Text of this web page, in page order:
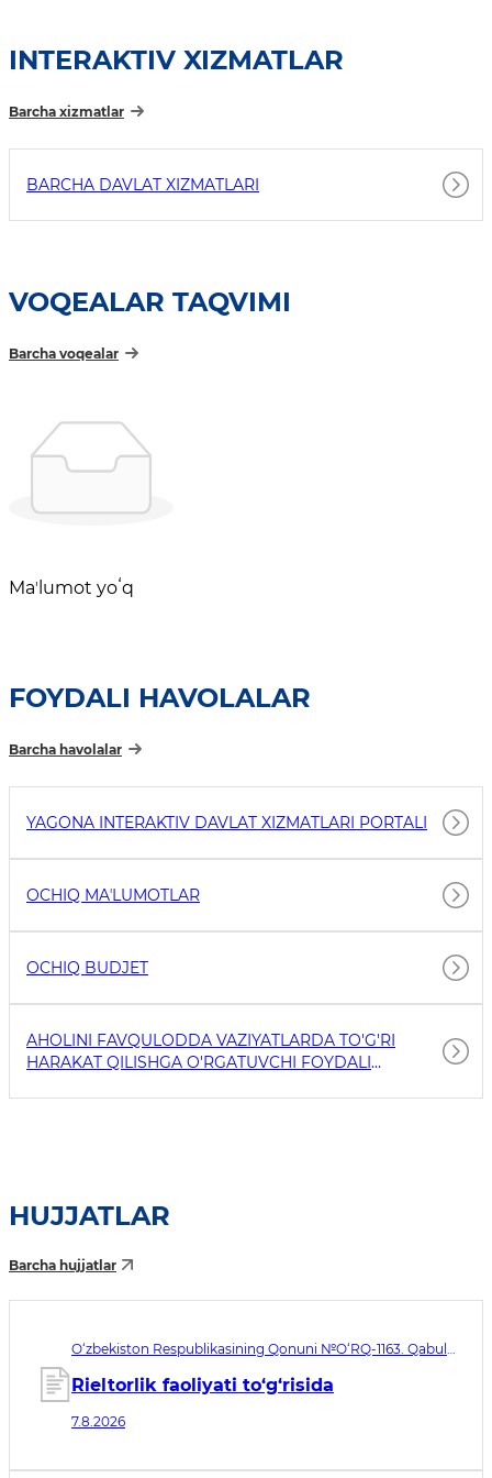
INTERAKTIV XIZMATLAR
Barcha xizmatlar
BARCHA DAVLAT XIZMATLARI
VOQEALAR TAQVIMI
Barcha voqealar
Maʼlumot yoʻq
FOYDALI HAVOLALAR
Barcha havolalar
YAGONA INTERAKTIV DAVLAT XIZMATLARI PORTALI
OCHIQ MAʼLUMOTLAR
OCHIQ BUDJET
AHOLINI FAVQULODDA VAZIYATLARDA TO'G'RI
HARAKAT QILISHGA O'RGATUVCHI FOYDALI
HUJJATLAR
Barcha hujjatlar
O‘zbekiston Respublikasining Qonuni №O‘RQ-1163. Qabul
Rieltorlik faoliyati to‘g‘risida
7.8.2026